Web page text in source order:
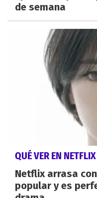
de semana
QUÉ VER EN NETFLIX
Netflix arrasa
popular y es